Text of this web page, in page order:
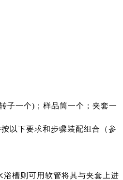
子一个)；样品筒一个；夹套一
以下要求和步骤装配组合（参
浴槽则可用软管将其与夹套上进